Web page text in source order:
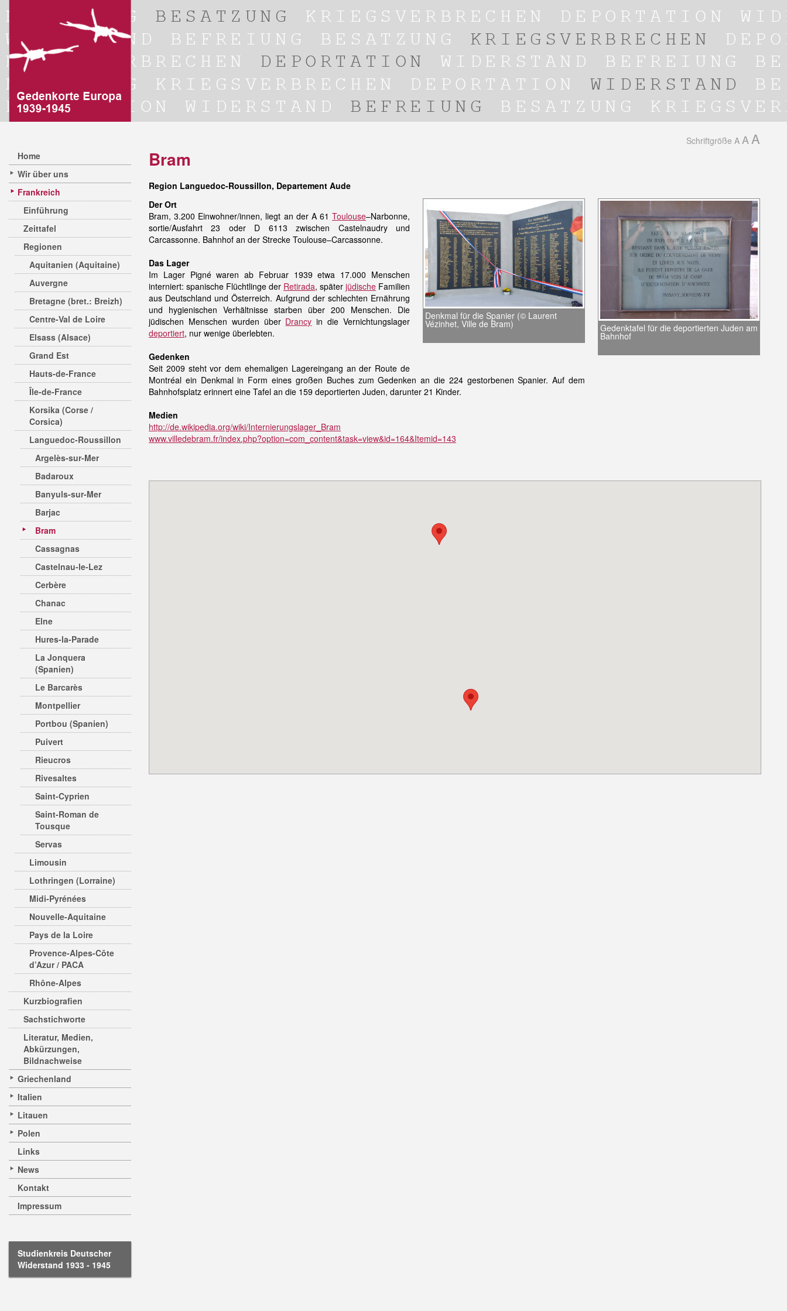
Home
Wir über uns
Frankreich
Einführung
Zeittafel
Regionen
Aquitanien (Aquitaine)
Auvergne
Bretagne (bret.: Breizh)
Centre-Val de Loire
Elsass (Alsace)
Grand Est
Hauts-de-France
Île-de-France
Korsika (Corse /
Corsica)
Languedoc-Roussillon
Argelès-sur-Mer
Badaroux
Banyuls-sur-Mer
Barjac
Bram
Cassagnas
Castelnau-le-Lez
Cerbère
Chanac
Elne
Hures-la-Parade
La Jonquera
(Spanien)
Le Barcarès
Montpellier
Portbou (Spanien)
Puivert
Rieucros
Rivesaltes
Saint-Cyprien
Saint-Roman de
Tousque
Servas
Limousin
Lothringen (Lorraine)
Midi-Pyrénées
Nouvelle-Aquitaine
Pays de la Loire
Provence-Alpes-Côte
d’Azur / PACA
Rhône-Alpes
Kurzbiografien
Sachstichworte
Literatur, Medien,
Abkürzungen,
Bildnachweise
Griechenland
Italien
Litauen
Polen
Links
News
Kontakt
Impressum
Studienkreis Deutscher
Widerstand 1933 - 1945
Schriftgröße A A A
Bram
Region Languedoc-Roussillon, Departement Aude
Gedenktafel für die deportierten Juden am
Bahnhof
Denkmal für die Spanier (© Laurent
Vézinhet, Ville de Bram)
Der Ort
Bram, 3.200 Einwohner/innen, liegt an der A 61 Toulouse–Narbonne,
sortie/Ausfahrt 23 oder D 6113 zwischen Castelnaudry und
Carcassonne. Bahnhof an der Strecke Toulouse–Carcassonne.
Das Lager
Im Lager Pigné waren ab Februar 1939 etwa 17.000 Menschen
interniert: spanische Flüchtlinge der Retirada, später jüdische Familien
aus Deutschland und Österreich. Aufgrund der schlechten Ernährung
und hygienischen Verhältnisse starben über 200 Menschen. Die
jüdischen Menschen wurden über Drancy in die Vernichtungslager
deportiert, nur wenige überlebten.
Gedenken
Seit 2009 steht vor dem ehemaligen Lagereingang an der Route de
Montréal ein Denkmal in Form eines großen Buches zum Gedenken an die 224 gestorbenen Spanier. Auf dem
Bahnhofsplatz erinnert eine Tafel an die 159 deportierten Juden, darunter 21 Kinder.
Medien
http://de.wikipedia.org/wiki/Internierungslager_Bram
www.villedebram.fr/index.php?option=com_content&task=view&id=164&Itemid=143